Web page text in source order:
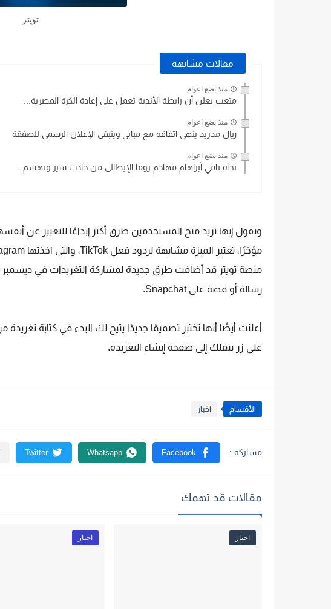
تويتر
مقالات مشابهة
منذ بضع اعوام
متعب يعلن أن رابطة الأندية تعمل على إعادة الكرة المصرية...
منذ بضع اعوام
ريال مدريد ينهي اتفاقه مع مبابي ويتبقى الإعلان الرسمي للصفقة
منذ بضع اعوام
نجاة تامي أبراهام مهاجم روما الإيطالى من حادث سير وتهشم...
وتقول إنها تريد منح المستخدمين طرق أكثر إبداعًا للتعبير عن
رسالة أو قصة على Snapchat.
أعلنت أيضًا أنها تختبر تصميمًا جديدًا يتيح لك البدء في كتابة
على زر ينقلك إلى صفحة إنشاء التغريدة.
الأقسام اخبار
مقالات قد تهمك
اخبار اخبار